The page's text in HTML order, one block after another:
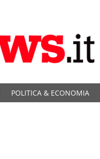
POLITICA & ECONOMIA